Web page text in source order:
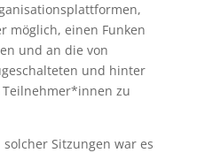
möglich, einen Funken
und an die von
und hinter
zu
Sitzungen war es